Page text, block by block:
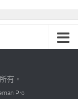
有。
Pro